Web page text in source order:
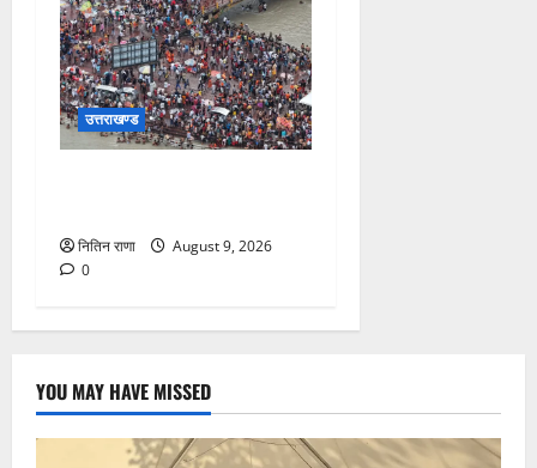
उत्तराखण्ड
नितिन राणा
August 9, 2026
0
YOU MAY HAVE MISSED